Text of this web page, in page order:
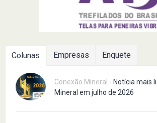
Colunas Empresas Enquete
Conexão Mineral - Notícia mais
Mineral em julho de 2026